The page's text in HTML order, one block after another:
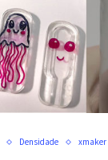
Densidade xmaker